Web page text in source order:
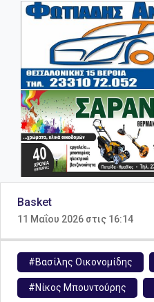
Basket
11 Μαΐου 2026 στις 16:14
#Βασίλης Οικονομίδης
#Νίκος Μπουντούρης